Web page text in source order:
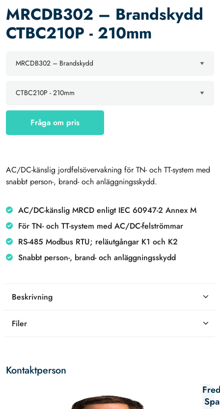
MRCDB302 – Brandskydd
CTBC210P - 210mm
Fråga om pris
AC/DC-känslig jordfelsövervakning för TN- och TT-system med
snabbt person-, brand- och anläggningsskydd.
AC/DC-känslig MRCD enligt IEC 60947-2 Annex M
För TN- och TT-system med AC/DC-felströmmar
RS-485 Modbus RTU; reläutgångar K1 och K2
Snabbt person-, brand- och anläggningsskydd
Beskrivning
Filer
Kontaktperson